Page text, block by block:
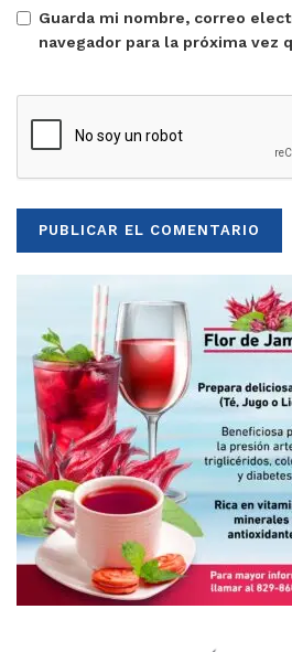
Guarda mi nombre, correo
navegador para la próxima vez